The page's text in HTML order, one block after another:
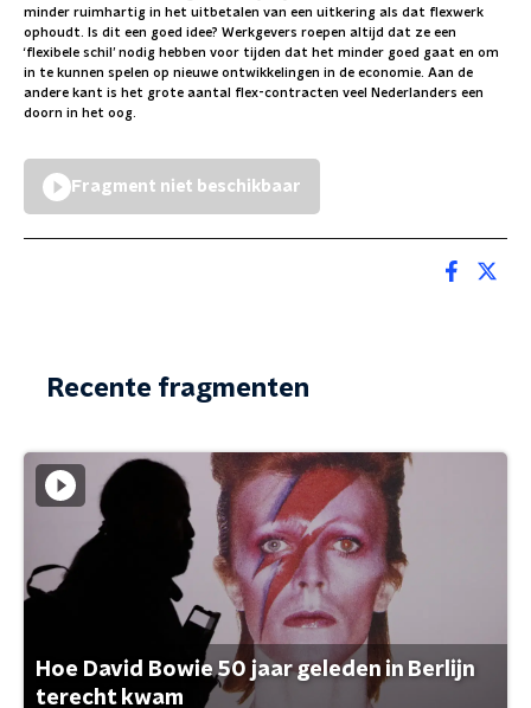
minder ruimhartig in het uitbetalen van een uitkering als dat flexwerk
ophoudt. Is dit een goed idee? Werkgevers roepen altijd dat ze een
‘flexibele schil’ nodig hebben voor tijden dat het minder goed gaat en om
in te kunnen spelen op nieuwe ontwikkelingen in de economie. Aan de
andere kant is het grote aantal flex-contracten veel Nederlanders een
doorn in het oog.
Fragment niet beschikbaar
Recente fragmenten
Hoe David Bowie 50 jaar geleden in Berlijn
terecht kwam